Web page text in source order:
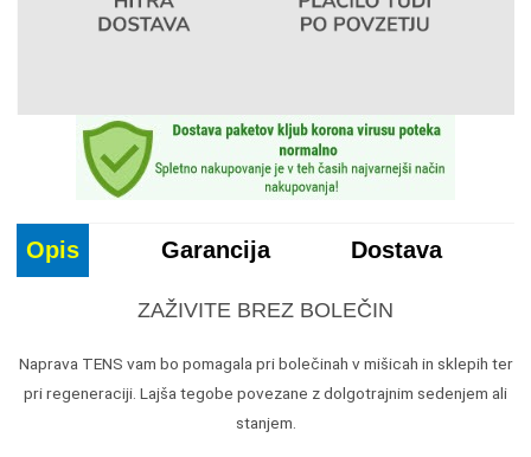
Opis Garancija Dostava
ZAŽIVITE BREZ BOLEČIN
Naprava TENS vam bo pomagala pri bolečinah v mišicah in sklepih ter
pri regeneraciji. Lajša tegobe povezane z dolgotrajnim sedenjem ali
stanjem.